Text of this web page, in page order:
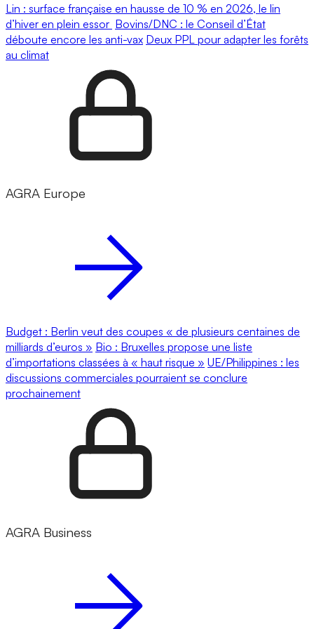
Lin : surface française en hausse de 10 % en 2026, le lin
d’hiver en plein essor Bovins/DNC : le Conseil d’État
déboute encore les anti-vax Deux PPL pour adapter les forêts
au climat
AGRA Europe
Budget : Berlin veut des coupes « de plusieurs centaines de
milliards d’euros » Bio : Bruxelles propose une liste
d’importations classées à « haut risque » UE/Philippines : les
discussions commerciales pourraient se conclure
prochainement
AGRA Business